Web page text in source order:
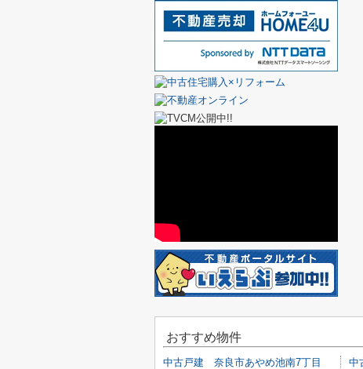
おすすめ物件
中古戸建 奈良市あやめ池南7丁目 中